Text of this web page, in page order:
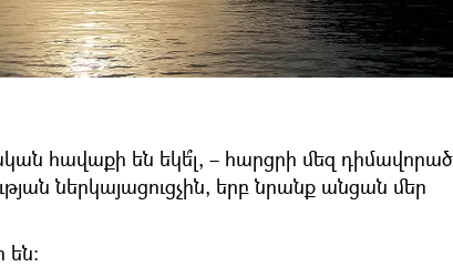
հավաքի են եկե՞լ, – հարցրի մեզ դիմավորած
ներկայացուցչին, երբ նրանք անցան մեր